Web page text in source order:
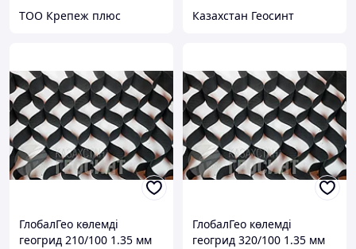
ТОО Крепеж плюс Казахстан Геосинт
ГлобалГео көлемді
геогрид 210/100 1.35 мм
ГлобалГео көлемді
геогрид 320/100 1.35 мм